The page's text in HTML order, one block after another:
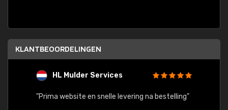
KLANTBEOORDELINGEN
HL Mulder Services
"Prima website en snelle levering na bestelling"